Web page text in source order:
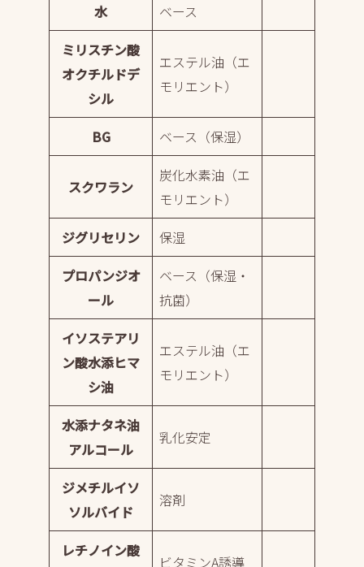
水
ベース
ミリスチン酸
オクチルドデ
シル
エステル油（エ
モリエント）
BG ベース（保湿）
スクワラン
炭化水素油（エ
モリエント）
ジグリセリン
保湿
プロパンジオ
ール
ベース（保湿・
抗菌）
イソステアリ
ン酸水添ヒマ
シ油
エステル油（エ
モリエント）
水添ナタネ油
アルコール
乳化安定
ジメチルイソ
ソルバイド
溶剤
レチノイン酸
ビタミンA誘導